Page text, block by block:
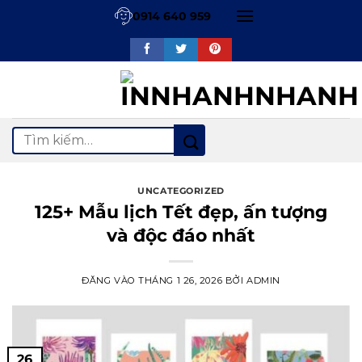
0914 640 959
Tìm
kiếm:
UNCATEGORIZED
125+ Mẫu lịch Tết đẹp, ấn tượng
và độc đáo nhất
ĐĂNG VÀOTHÁNG 1 26, 2026 BỞI ADMIN